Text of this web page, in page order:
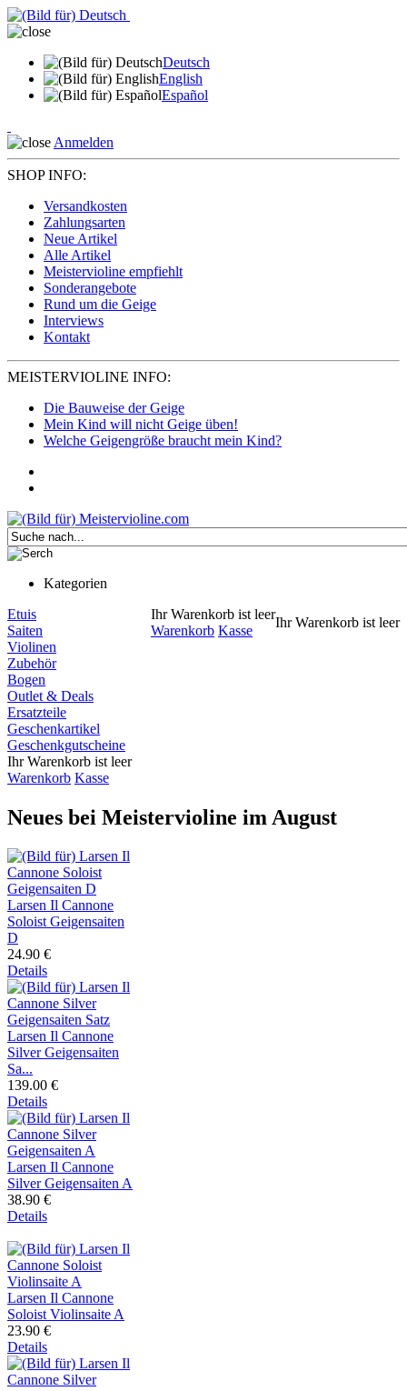
Deutsch
English
Español
Anmelden
SHOP INFO:
Versandkosten
Zahlungsarten
Neue Artikel
Alle Artikel
Meistervioline empfiehlt
Sonderangebote
Rund um die Geige
Interviews
Kontakt
MEISTERVIOLINE INFO:
Die Bauweise der Geige
Mein Kind will nicht Geige üben!
Welche Geigengröße braucht mein Kind?
Kategorien
Ihr Warenkorb ist leer
Warenkorb Kasse
Ihr Warenkorb ist leer
Etuis
Saiten
Violinen
Zubehör
Bogen
Outlet & Deals
Ersatzteile
Geschenkartikel
Geschenkgutscheine
Ihr Warenkorb ist leer
Warenkorb Kasse
Neues bei Meistervioline im August
Larsen Il Cannone
Soloist Geigensaiten
D
24.90 €
Details
Larsen Il Cannone
Silver Geigensaiten
Sa...
139.00 €
Details
Larsen Il Cannone
Silver Geigensaiten A
38.90 €
Details
Larsen Il Cannone
Soloist Violinsaite A
23.90 €
Details